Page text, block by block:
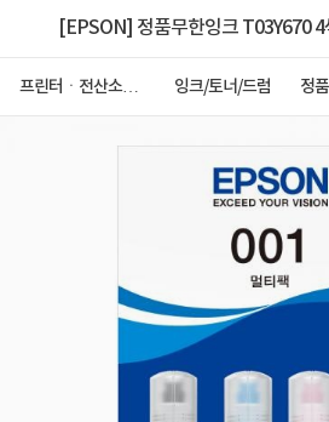
[EPSON] 정품무한잉크 T03Y670 4
프린터ㆍ전산소모
잉크/토너/드럼 정